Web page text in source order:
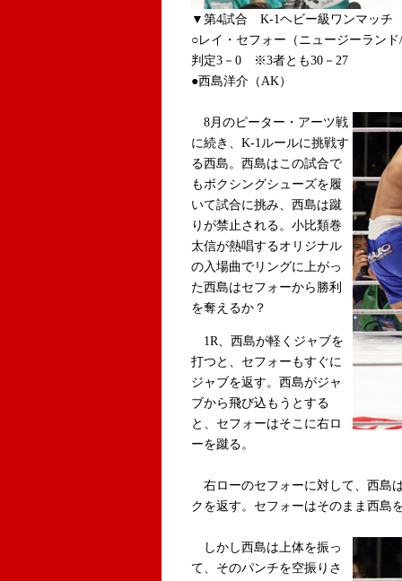
▼第4試合 K-1ヘビー級ワンマッチ
○レイ・セフォー（ニュージーラン
判定3－0 ※3者とも30－27
●西島洋介（AK）
8月のピーター・アーツ戦
に続き、K-1ルールに挑戦す
る西島。西島はこの試合で
もボクシングシューズを履
いて試合に挑み、西島は蹴
りが禁止される。小比類巻
太信が熱唱するオリジナル
の入場曲でリングに上がっ
た西島はセフォーから勝利
を奪えるか？
1R、西島が軽くジャブを
打つと、セフォーもすぐに
ジャブを返す。西島がジャ
ブから飛び込もうとする
と、セフォーはそこに右ロ
ーを蹴る。
右ローのセフォーに対して、西島
クを返す。セフォーはそのまま西
しかし西島は上体を振っ
て、そのパンチを空振りさ